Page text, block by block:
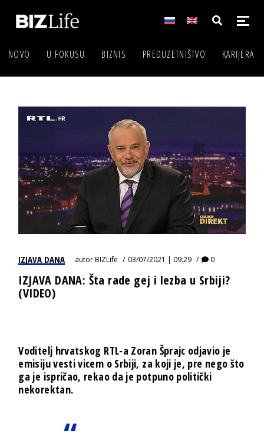
NOVO U FOKUSU BIZNIS PREDUZETNIŠTVO KARIJERA
IZJAVA DANA autorBIZLife 03/07/2021 | 09:29 0
IZJAVA DANA: Šta rade gej i lezba u Srbiji?
(VIDEO)
Voditelj hrvatskog RTL-a Zoran Šprajc odjavio je
emisiju vesti vicem o Srbiji, za koji je, pre nego što
ga je ispričao, rekao da je potpuno politički
nekorektan.